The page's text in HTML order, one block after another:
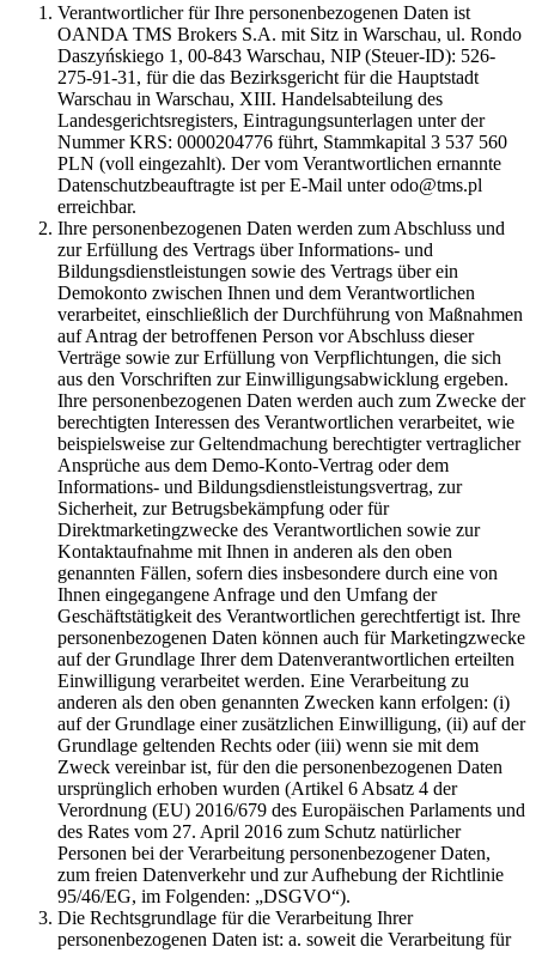
Verantwortlicher für Ihre personenbezogenen Daten ist
OANDA TMS Brokers S.A. mit Sitz in Warschau, ul. Rondo
Daszyńskiego 1, 00-843 Warschau, NIP (Steuer-ID): 526-
275-91-31, für die das Bezirksgericht für die Hauptstadt
Warschau in Warschau, XIII. Handelsabteilung des
Landesgerichtsregisters, Eintragungsunterlagen unter der
Nummer KRS: 0000204776 führt, Stammkapital 3 537 560
PLN (voll eingezahlt). Der vom Verantwortlichen ernannte
Datenschutzbeauftragte ist per E-Mail unter odo@tms.pl
erreichbar.
Ihre personenbezogenen Daten werden zum Abschluss und
zur Erfüllung des Vertrags über Informations- und
Bildungsdienstleistungen sowie des Vertrags über ein
Demokonto zwischen Ihnen und dem Verantwortlichen
verarbeitet, einschließlich der Durchführung von Maßnahmen
auf Antrag der betroffenen Person vor Abschluss dieser
Verträge sowie zur Erfüllung von Verpflichtungen, die sich
aus den Vorschriften zur Einwilligungsabwicklung ergeben.
Ihre personenbezogenen Daten werden auch zum Zwecke der
berechtigten Interessen des Verantwortlichen verarbeitet, wie
beispielsweise zur Geltendmachung berechtigter vertraglicher
Ansprüche aus dem Demo-Konto-Vertrag oder dem
Informations- und Bildungsdienstleistungsvertrag, zur
Sicherheit, zur Betrugsbekämpfung oder für
Direktmarketingzwecke des Verantwortlichen sowie zur
Kontaktaufnahme mit Ihnen in anderen als den oben
genannten Fällen, sofern dies insbesondere durch eine von
Ihnen eingegangene Anfrage und den Umfang der
Geschäftstätigkeit des Verantwortlichen gerechtfertigt ist. Ihre
personenbezogenen Daten können auch für Marketingzwecke
auf der Grundlage Ihrer dem Datenverantwortlichen erteilten
Einwilligung verarbeitet werden. Eine Verarbeitung zu
anderen als den oben genannten Zwecken kann erfolgen: (i)
auf der Grundlage einer zusätzlichen Einwilligung, (ii) auf der
Grundlage geltenden Rechts oder (iii) wenn sie mit dem
Zweck vereinbar ist, für den die personenbezogenen Daten
ursprünglich erhoben wurden (Artikel 6 Absatz 4 der
Verordnung (EU) 2016/679 des Europäischen Parlaments und
des Rates vom 27. April 2016 zum Schutz natürlicher
Personen bei der Verarbeitung personenbezogener Daten,
zum freien Datenverkehr und zur Aufhebung der Richtlinie
95/46/EG, im Folgenden: „DSGVO“).
Die Rechtsgrundlage für die Verarbeitung Ihrer
personenbezogenen Daten ist: a. soweit die Verarbeitung für